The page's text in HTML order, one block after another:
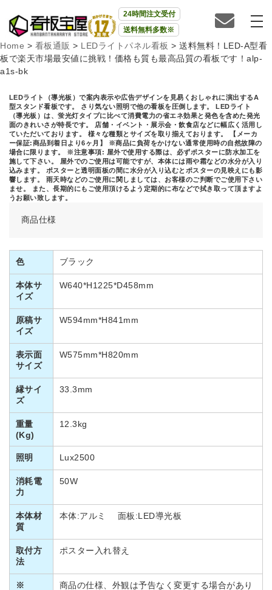
24時間注文受付
送料無料多数※
Home > 看板通販 > LEDライトパネル看板 > 送料無料！LED-A型看
板で楽天市場最安値に挑戦！価格も質も最高品質の看板です！alp-
a1s-bk
LEDライト（導光板）で案内表示や広告デザインを見易くおしゃれに演出するA
型スタンド看板です。 さり気ない照明で他の看板を圧倒します。 LEDライト
（導光板）は、蛍光灯タイプに比べて消費電力の省エネ効果と発色を含めた発光
面のきれいさが特長です。 店舗・イベント・展示会・飲食店などに幅広く活用し
ていただいております。 様々な種類とサイズを取り揃えております。 【メーカ
ー保証:商品到着日より6ヶ月】 ※商品に負荷をかけない通常使用時の自然故障の
場合に限ります。 ※注意事項: 屋外で使用する際は、必ずポスターに防水加工を
施して下さい。 屋外でのご使用は可能ですが、本体には雨や霜などの水分が入り
込みます。 ポスターと透明面板の間に水分が入り込むとポスターの見映えにも影
響します。 雨天時などのご使用に関しましては、お客様のご判断でご使用下さい
ませ。 また、長期的にもご使用頂けるよう定期的に布などで拭き取って頂ますよ
うお願い致します。
商品仕様
色 ブラック
本体サ
イズ
W640*H1225*D458mm
原稿サ
イズ
W594mm*H841mm
表示面
サイズ
W575mm*H820mm
縁サイ
ズ
33.3mm
重量
(Kg)
12.3kg
照明 Lux2500
消耗電
力
50W
本体材
質
本体:アルミ 面板:LED導光板
取付方
法
ポスター入れ替え
※
商品の仕様、外観は予告なく変更する場合があり